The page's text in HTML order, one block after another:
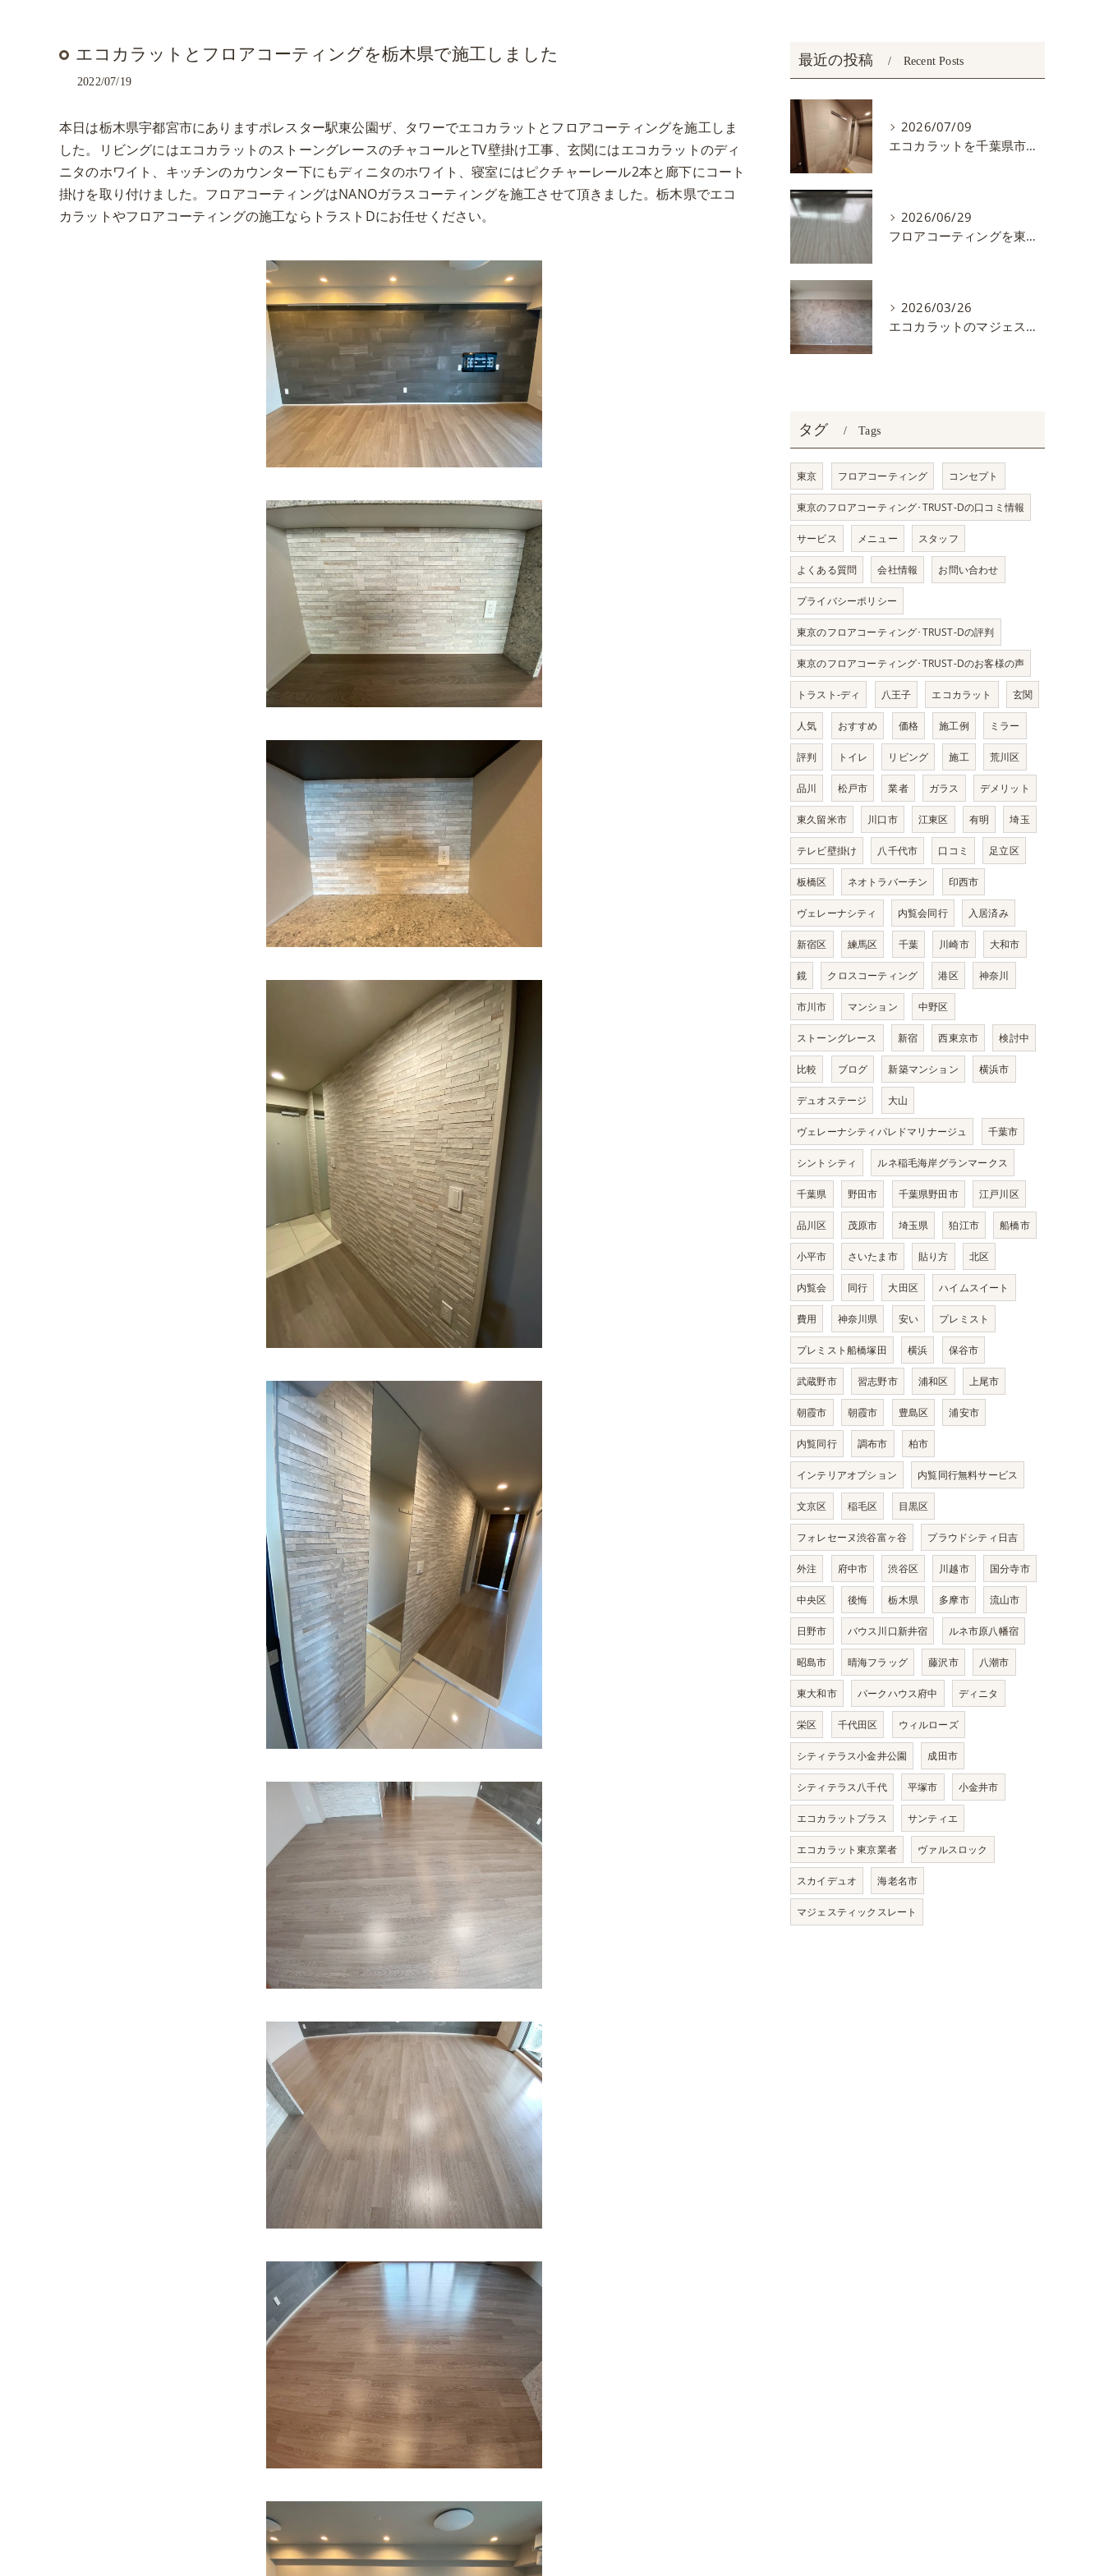
エコカラットとフロアコーティングを栃木県で施工しました
2022/07/19
本日は栃木県宇都宮市にありますポレスター駅東公園ザ、タワーでエコカラットとフロアコーティングを施工しま
した。リビングにはエコカラットのストーングレースのチャコールとTV壁掛け工事、玄関にはエコカラットのディ
ニタのホワイト、キッチンのカウンター下にもディニタのホワイト、寝室にはピクチャーレール2本と廊下にコート
掛けを取り付けました。フロアコーティングはNANOガラスコーティングを施工させて頂きました。栃木県でエコ
カラットやフロアコーティングの施工ならトラストDにお任せください。
最近の投稿 Recent Posts
2026/07/09
エコカラットを千葉県市川市で施工しました。
2026/06/29
フロアコーティングを東京都練馬区で施工しました
2026/03/26
エコカラットのマジェスティクスレートを施工しました
タグ Tags
東京 フロアコーティング コンセプト
東京のフロアコーティング･TRUST-Dの口コミ情報
サービス メニュー スタッフ
よくある質問 会社情報 お問い合わせ
プライバシーポリシー
東京のフロアコーティング･TRUST-Dの評判
東京のフロアコーティング･TRUST-Dのお客様の声
トラスト-ディ 八王子 エコカラット 玄関
人気 おすすめ 価格 施工例 ミラー
評判 トイレ リビング 施工 荒川区
品川 松戸市 業者 ガラス デメリット
東久留米市 川口市 江東区 有明 埼玉
テレビ壁掛け 八千代市 口コミ 足立区
板橋区 ネオトラバーチン 印西市
ヴェレーナシティ 内覧会同行 入居済み
新宿区 練馬区 千葉 川崎市 大和市
鏡 クロスコーティング 港区 神奈川
市川市 マンション 中野区
ストーングレース 新宿 西東京市 検討中
比較 ブログ 新築マンション 横浜市
デュオステージ 大山
ヴェレーナシティパレドマリナージュ 千葉市
シントシティ ルネ稲毛海岸グランマークス
千葉県 野田市 千葉県野田市 江戸川区
品川区 茂原市 埼玉県 狛江市 船橋市
小平市 さいたま市 貼り方 北区
内覧会 同行 大田区 ハイムスイート
費用 神奈川県 安い プレミスト
プレミスト船橋塚田 横浜 保谷市
武蔵野市 習志野市 浦和区 上尾市
朝霞市 朝霞市 豊島区 浦安市
内覧同行 調布市 柏市
インテリアオプション 内覧同行無料サービス
文京区 稲毛区 目黒区
フォレセーヌ渋谷富ヶ谷 プラウドシティ日吉
外注 府中市 渋谷区 川越市 国分寺市
中央区 後悔 栃木県 多摩市 流山市
日野市 バウス川口新井宿 ルネ市原八幡宿
昭島市 晴海フラッグ 藤沢市 八潮市
東大和市 パークハウス府中 ディニタ
栄区 千代田区 ウィルローズ
シティテラス小金井公園 成田市
シティテラス八千代 平塚市 小金井市
エコカラットプラス サンティエ
エコカラット東京業者 ヴァルスロック
スカイデュオ 海老名市
マジェスティックスレート